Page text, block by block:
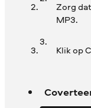
Zorg
MP3.
Klik op